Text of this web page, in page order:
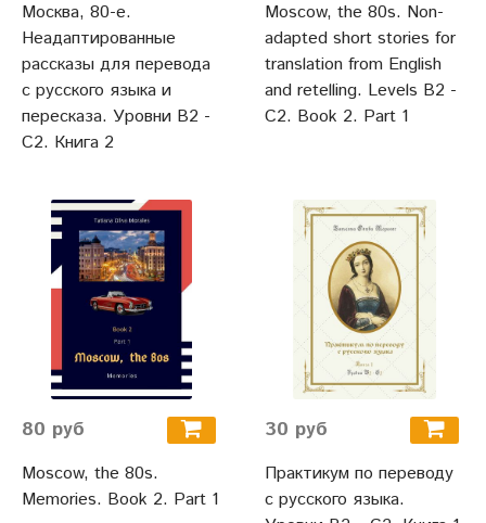
Москва, 80-е.
Неадаптированные
рассказы для перевода
с русского языка и
пересказа. Уровни В2 -
С2. Книга 2
Moscow, the 80s. Non-
adapted short stories for
translation from English
and retelling. Levels B2 -
C2. Book 2. Part 1
80 руб
Moscow, the 80s.
Memories. Book 2. Part 1
30 руб
Практикум по переводу
с русского языка.